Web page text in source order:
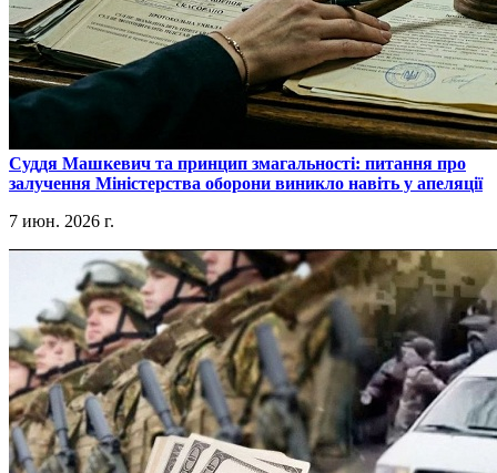
​Суддя Машкевич та принцип змагальності: питання про
залучення Міністерства оборони виникло навіть у апеляції
7 июн. 2026 г.